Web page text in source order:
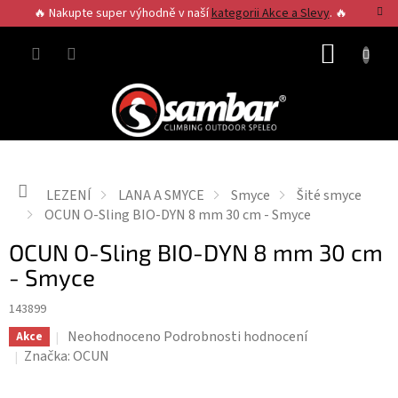
na
obsah
🔥 Nakupte super výhodně v našíkategorii Akce a Slevy. 🔥
Domů
LEZENÍ LANA A SMYCE Smyce
Šité smyce
OCUN O-Sling BIO-DYN 8 mm 30 cm - Smyce
OCUN O-Sling BIO-DYN 8 mm 30 cm
- Smyce
143899
Akce
Průměrné
hodnocení
Neohodnoceno Podrobnosti hodnocení
Značka:OCUN